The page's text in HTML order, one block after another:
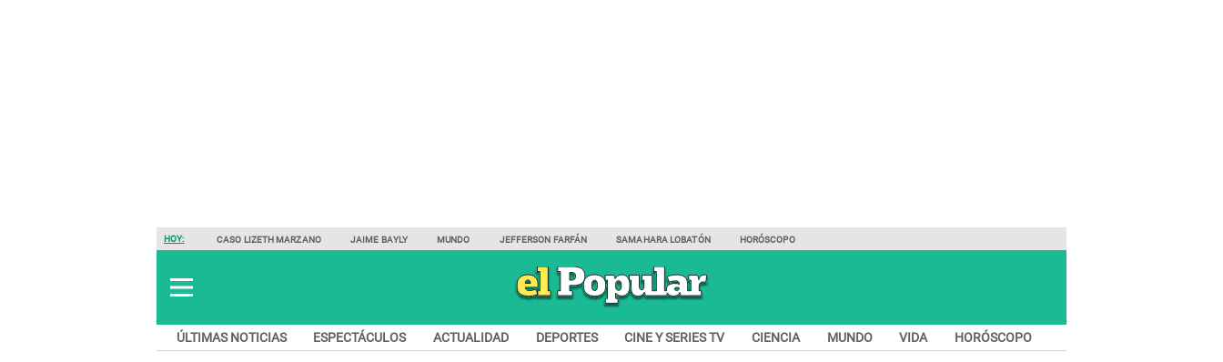
HOY: CASO LIZETH MARZANO JAIME BAYLY MUNDO JEFFERSON FARFÁN SAMAHARA LOBATÓN HORÓSCOPO
ÚLTIMAS NOTICIAS ESPECTÁCULOS ACTUALIDAD DEPORTES CINE Y SERIES TV CIENCIA MUNDO VIDA HORÓSCOPO